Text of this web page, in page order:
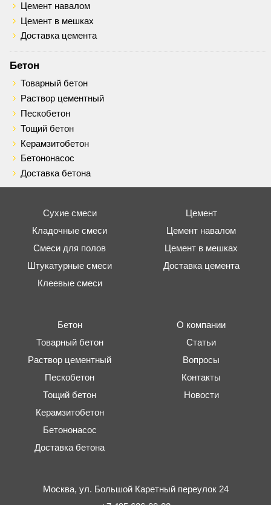
Цемент навалом
Цемент в мешках
Доставка цемента
Бетон
Товарный бетон
Раствор цементный
Пескобетон
Тощий бетон
Керамзитобетон
Бетононасос
Доставка бетона
Сухие смеси
Кладочные смеси
Смеси для полов
Штукатурные смеси
Клеевые смеси
Цемент
Цемент навалом
Цемент в мешках
Доставка цемента
Бетон
Товарный бетон
Раствор цементный
Пескобетон
Тощий бетон
Керамзитобетон
Бетононасос
Доставка бетона
О компании
Статьи
Вопросы
Контакты
Новости
Москва, ул. Большой Каретный переулок 24